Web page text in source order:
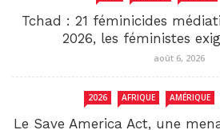
Tchad : 21 féminicides
2026, les féministes
août 6, 2026
2026 AFRIQUE AMÉRIQUE
Le Save America Act, une